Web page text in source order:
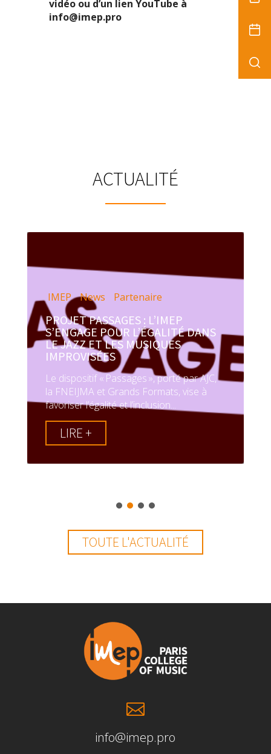
vidéo ou d’un lien YouTube à
info@imep.pro
ACTUALITÉ
IMEP News Partenaire
PROJET PASSAGES : L’IMEP
S’ENGAGE POUR L’ÉGALITÉ DANS
LE JAZZ ET LES MUSIQUES
IMPROVISÉES
Le dispositif « Passages », porté par AJC,
la FNEIJMA et Grands Formats, vise à
favoriser l’égalité et l’inclusion...
LIRE +
TOUTE L'ACTUALITÉ

info@imep.pro